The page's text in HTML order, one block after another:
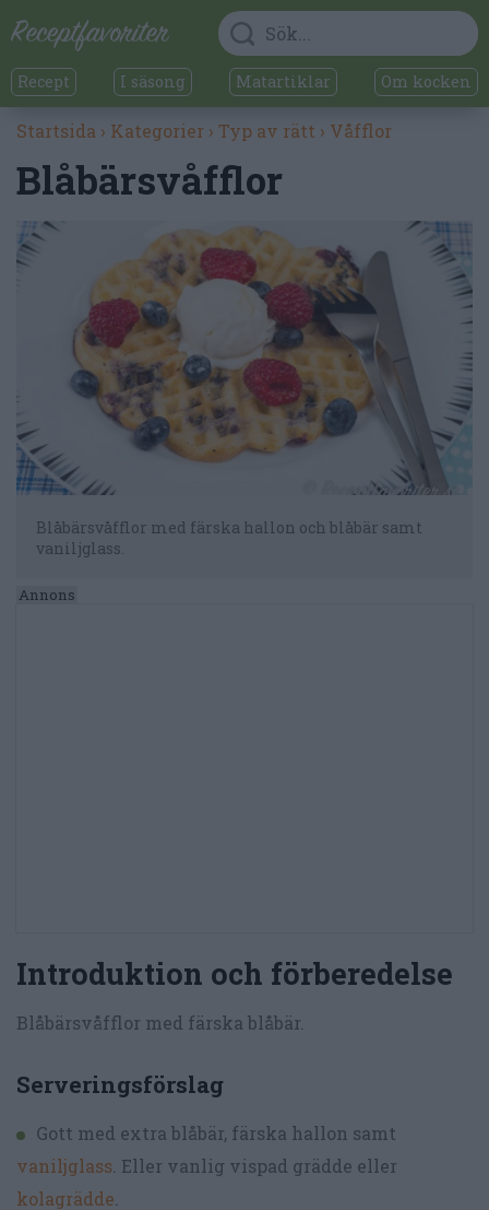
Recept I säsong Matartiklar Om kocken
Startsida › Kategorier › Typ av rätt › Våfflor
Blåbärsvåfflor
Blåbärsvåfflor med färska hallon och blåbär samt
vaniljglass.
Introduktion och förberedelse
Blåbärsvåfflor med färska blåbär.
Serveringsförslag
Gott med extra blåbär, färska hallon samt
vaniljglass. Eller vanlig vispad grädde eller
kolagrädde.